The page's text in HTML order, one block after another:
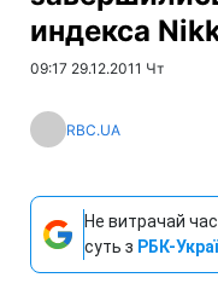
индекса
09:17 29.12.2011 Чт
RBC.UA
Не витрачай
суть з РБК-